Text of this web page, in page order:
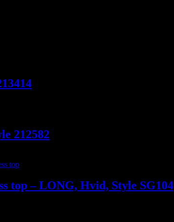
212582
top – LONG, Hvid, Style SG104